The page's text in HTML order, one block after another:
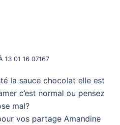
13 01 16 07167
la sauce chocolat elle est
c’est normal ou pensez
mal?
vos partage Amandine